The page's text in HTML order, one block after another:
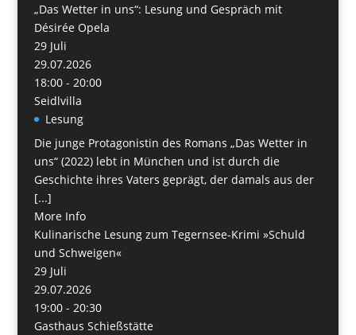
„Das Wetter in uns“: Lesung und Gespräch mit
Désirée Opela
29 Juli
29.07.2026
18:00 - 20:00
Seidlvilla
Lesung
Die junge Protagonistin des Romans „Das Wetter in
uns“ (2022) lebt in München und ist durch die
Geschichte ihres Vaters geprägt, der damals aus der
[...]
More Info
Kulinarische Lesung zum Tegernsee-Krimi »Schuld
und Schweigen«
29 Juli
29.07.2026
19:00 - 20:30
Gasthaus Schießstätte